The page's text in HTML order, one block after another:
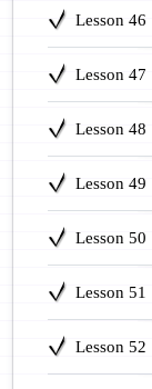
Lesson 46
Lesson 47
Lesson 48
Lesson 49
Lesson 50
Lesson 51
Lesson 52